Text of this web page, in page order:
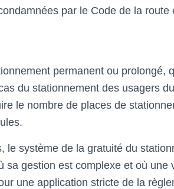
par le Code de la
permanent ou
du stationnement des usagers
le nombre de places de
le système de la gratuité du
sa gestion est complexe et où
une application stricte de la